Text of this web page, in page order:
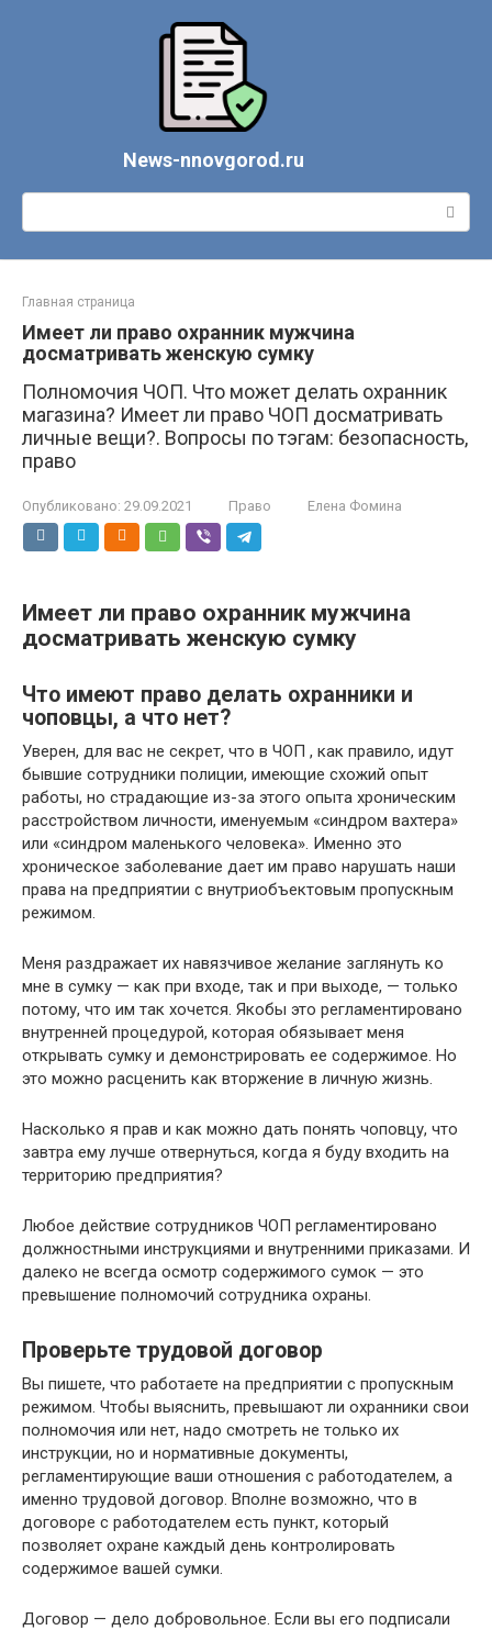
News-nnovgorod.ru
Поиск:
Главная страница
Имеет ли право охранник мужчина
досматривать женскую сумку
Полномочия ЧОП. Что может делать охранник
магазина? Имеет ли право ЧОП досматривать
личные вещи?. Вопросы по тэгам: безопасность,
право
Опубликовано: 29.09.2021 Право Елена Фомина
Имеет ли право охранник мужчина
досматривать женскую сумку
Что имеют право делать охранники и
чоповцы, а что нет?
Уверен, для вас не секрет, что в ЧОП , как правило, идут
бывшие сотрудники полиции, имеющие схожий опыт
работы, но страдающие из-за этого опыта хроническим
расстройством личности, именуемым «синдром вахтера»
или «синдром маленького человека». Именно это
хроническое заболевание дает им право нарушать наши
права на предприятии с внутриобъектовым пропускным
режимом.
Меня раздражает их навязчивое желание заглянуть ко
мне в сумку — как при входе, так и при выходе, — только
потому, что им так хочется. Якобы это регламентировано
внутренней процедурой, которая обязывает меня
открывать сумку и демонстрировать ее содержимое. Но
это можно расценить как вторжение в личную жизнь.
Насколько я прав и как можно дать понять чоповцу, что
завтра ему лучше отвернуться, когда я буду входить на
территорию предприятия?
Любое действие сотрудников ЧОП регламентировано
должностными инструкциями и внутренними приказами. И
далеко не всегда осмотр содержимого сумок — это
превышение полномочий сотрудника охраны.
Проверьте трудовой договор
Вы пишете, что работаете на предприятии с пропускным
режимом. Чтобы выяснить, превышают ли охранники свои
полномочия или нет, надо смотреть не только их
инструкции, но и нормативные документы,
регламентирующие ваши отношения с работодателем, а
именно трудовой договор. Вполне возможно, что в
договоре с работодателем есть пункт, который
позволяет охране каждый день контролировать
содержимое вашей сумки.
Договор — дело добровольное. Если вы его подписали